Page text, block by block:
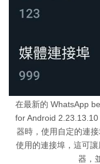
在最新的 WhatsApp
for Android
器時，使用自定的連
使用的連接埠，這可
器，